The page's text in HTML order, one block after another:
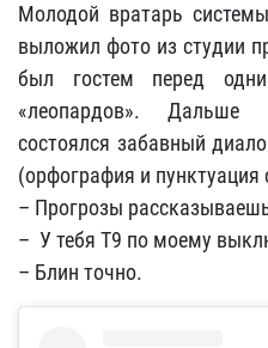
Молодой вратарь
выложил фото из студии
был гостем перед
«леопардов». Дальше
состоялся забавный
(орфография и пунктуация
– Прогрозы
– У тебя Т9 по моему
– Блин точно.